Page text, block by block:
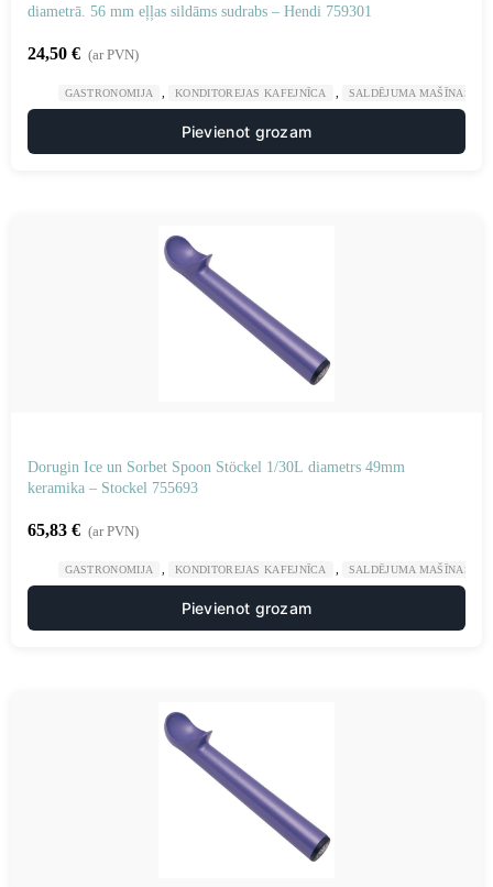
diametrā. 56 mm eļļas sildāms sudrabs – Hendi 759301
24,50 € (ar PVN)
GASTRONOMIJA KONDITOREJAS KAFEJNĪCA SALDĒJUMA MAŠĪNAS
Pievienot grozam
Dorugin Ice un Sorbet Spoon Stöckel 1/30L diametrs 49mm
keramika – Stockel 755693
65,83 € (ar PVN)
GASTRONOMIJA KONDITOREJAS KAFEJNĪCA SALDĒJUMA MAŠĪNAS
Pievienot grozam